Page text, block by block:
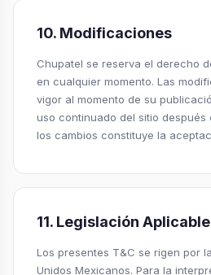
10. Modificaciones
Chupatel se reserva el derecho
en cualquier momento. Las
vigor al momento de su
uso continuado del sitio después
los cambios constituye la
11. Legislación
Los presentes T&C se rigen por
Unidos Mexicanos. Para la